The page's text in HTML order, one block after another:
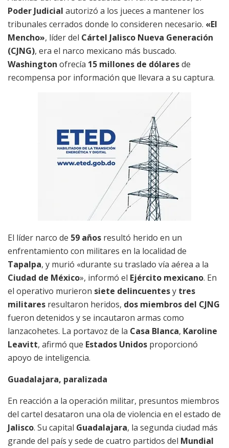
Poder Judicial autorizó a los jueces a mantener los
tribunales cerrados donde lo consideren necesario. «El
Mencho», líder del Cártel Jalisco Nueva Generación
(CJNG), era el narco mexicano más buscado.
Washington ofrecía 15 millones de dólaresde
recompensa por información que llevara a su captura.
El líder narco de 59 años resultó herido en un
enfrentamiento con militares en la localidad de
Tapalpa, y murió «durante su traslado vía aérea a la
Ciudad de México», informó el Ejército mexicano. En
el operativo murieron siete delincuentesy tres
militares resultaron heridos, dos miembros del CJNG
fueron detenidos y se incautaron armas como
lanzacohetes. La portavoz de la Casa Blanca, Karoline
Leavitt, afirmó que Estados Unidos proporcionó
apoyo de inteligencia.
Guadalajara, paralizada
En reacción a la operación militar, presuntos miembros
del cartel desataron una ola de violencia en el estado de
Jalisco. Su capital Guadalajara, la segunda ciudad más
grande del país y sede de cuatro partidos del Mundial